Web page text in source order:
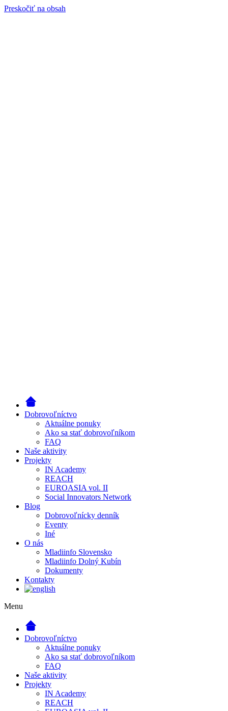
Preskočiť na obsah
Dobrovoľníctvo
Aktuálne ponuky
Ako sa stať dobrovoľníkom
FAQ
Naše aktivity
Projekty
IN Academy
REACH
EUROASIA vol. II
Social Innovators Network
Blog
Dobrovoľnícky denník
Eventy
Iné
O nás
Mladiinfo Slovensko
Mladiinfo Dolný Kubín
Dokumenty
Kontakty
Menu
Dobrovoľníctvo
Aktuálne ponuky
Ako sa stať dobrovoľníkom
FAQ
Naše aktivity
Projekty
IN Academy
REACH